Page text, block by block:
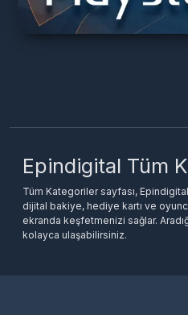
Epindigital Tüm
Tüm Kategoriler sayfası,
dijital bakiye, hediye kartı ve
ekranda keşfetmenizi sağlar.
kolayca ulaşabilirsiniz.